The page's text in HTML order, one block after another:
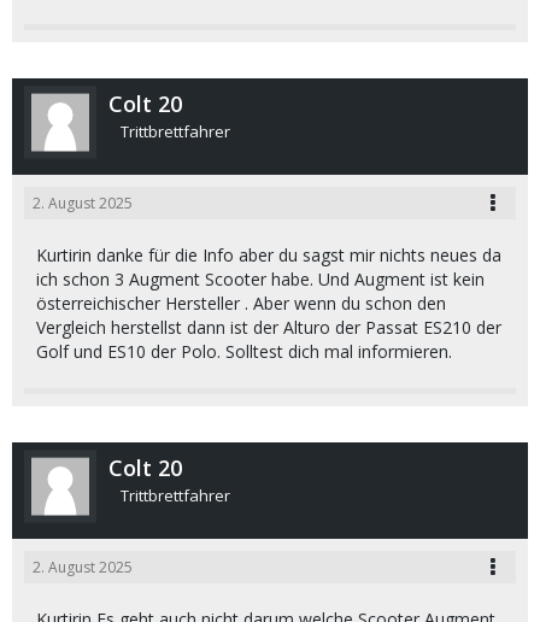
Colt 20
Trittbrettfahrer
2. August 2025
Kurtirin danke für die Info aber du sagst mir nichts neues da
ich schon 3 Augment Scooter habe. Und Augment ist kein
österreichischer Hersteller . Aber wenn du schon den
Vergleich herstellst dann ist der Alturo der Passat ES210 der
Golf und ES10 der Polo. Solltest dich mal informieren.
Colt 20
Trittbrettfahrer
2. August 2025